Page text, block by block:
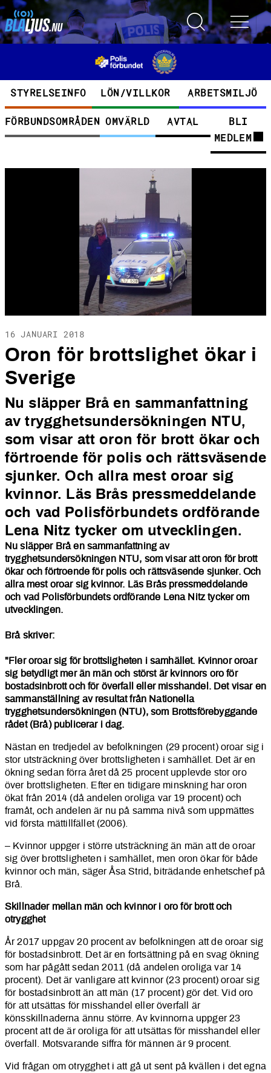
Hoppa till huvudinnehåll
Toggle search
Toggle
Kategorier
STYRELSEINFO LÖN/VILLKOR ARBETSMILJÖ
FÖRBUNDSOMRÅDEN OMVÄRLD AVTAL
BLI
MEDLEM
16 JANUARI 2018
Oron för brottslighet ökar i
Sverige
Nu släpper Brå en sammanfattning
av trygghetsundersökningen NTU,
som visar att oron för brott ökar och
förtroende för polis och rättsväsende
sjunker. Och allra mest oroar sig
kvinnor. Läs Brås pressmeddelande
och vad Polisförbundets ordförande
Lena Nitz tycker om utvecklingen.
Nu släpper Brå en sammanfattning av
trygghetsundersökningen NTU, som visar att oron för brott
ökar och förtroende för polis och rättsväsende sjunker. Och
allra mest oroar sig kvinnor. Läs Brås pressmeddelande
och vad Polisförbundets ordförande Lena Nitz tycker om
utvecklingen.
Brå skriver:
"Fler oroar sig för brottsligheten i samhället. Kvinnor oroar
sig betydligt mer än män och störst är kvinnors oro för
bostadsinbrott och för överfall eller misshandel. Det visar en
sammanställning av resultat från Nationella
trygghetsundersökningen (NTU), som Brottsförebyggande
rådet (Brå) publicerar i dag.
Nästan en tredjedel av befolkningen (29 procent) oroar sig i
stor utsträckning över brottsligheten i samhället. Det är en
ökning sedan förra året då 25 procent upplevde stor oro
över brottsligheten. Efter en tidigare minskning har oron
ökat från 2014 (då andelen oroliga var 19 procent) och
framåt, och andelen är nu på samma nivå som uppmättes
vid första mättillfället (2006).
– Kvinnor uppger i större utsträckning än män att de oroar
sig över brottsligheten i samhället, men oron ökar för både
kvinnor och män, säger Åsa Strid, biträdande enhetschef på
Brå.
Skillnader mellan män och kvinnor i oro för brott och
otrygghet
År 2017 uppgav 20 procent av befolkningen att de oroar sig
för bostadsinbrott. Det är en fortsättning på en svag ökning
som har pågått sedan 2011 (då andelen oroliga var 14
procent). Det är vanligare att kvinnor (23 procent) oroar sig
för bostadsinbrott än att män (17 procent) gör det. Vid oro
för att utsättas för misshandel eller överfall är
könsskillnaderna ännu större. Av kvinnorna uppger 23
procent att de är oroliga för att utsättas för misshandel eller
överfall. Motsvarande siffra för männen är 9 procent.
Vid frågan om otrygghet i att gå ut sent på kvällen i det egna